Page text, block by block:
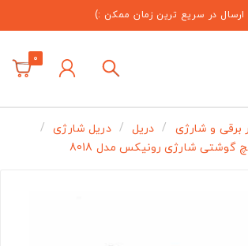
ارسال در سریع ترین زمان ممکن :)
0
برقی و شارژی دریل
دریل شارژی
گوشتی شارژی رونیکس مدل 8018